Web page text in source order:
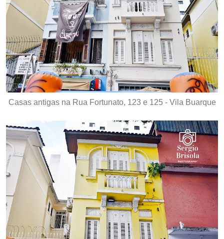
Casas antigas na Rua Fortunato, 123 e 125 - Vila Buarque